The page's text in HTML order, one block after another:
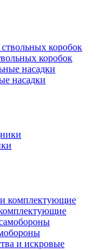
коробок
насадки